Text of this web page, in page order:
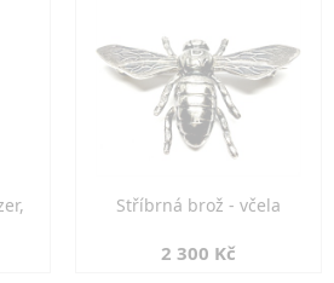
Stříbrná brož - včela
2 300 Kč